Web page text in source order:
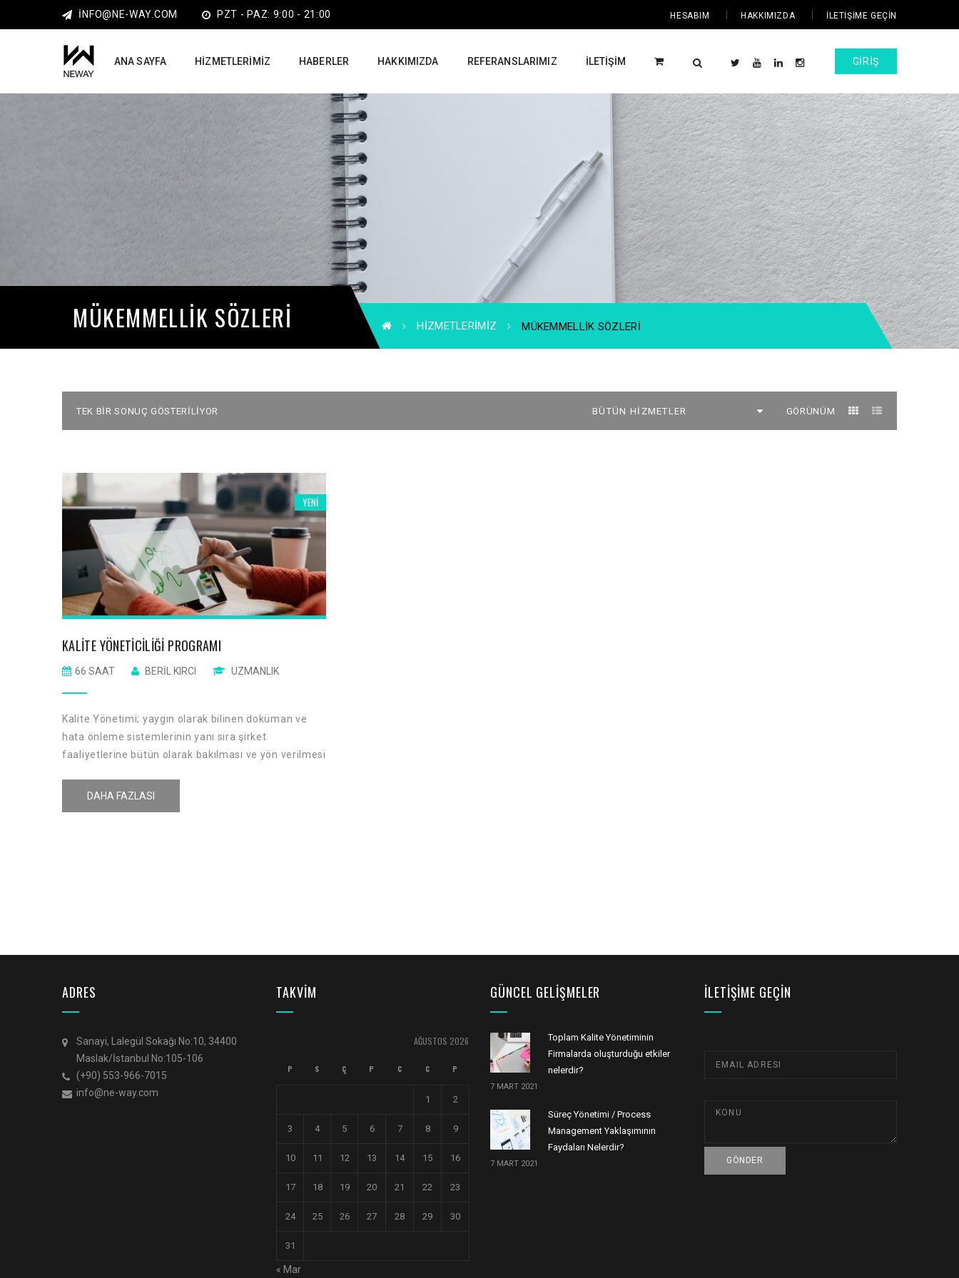
INFO@NE-WAY.COM PZT - PAZ: 9:00 - 21:00 HESABIM HAKKIMIZDA İLETIŞIME GEÇIN
ANA SAYFA HIZMETLERIMIZ HABERLER HAKKIMIZDA REFERANSLARIMIZ İLETIŞIM GIRIŞ
MÜKEMMELLIK SÖZLERI HIZMETLERIMIZ MÜKEMMELLIK SÖZLERI
GÖRÜNÜM
TEK BIR SONUÇ GÖSTERILIYOR
YENI
KALITE YÖNETICILIĞI PROGRAMI
66 SAAT BERIL KIRCI UZMANLIK
Kalite Yönetimi; yaygın olarak bilinen doküman ve
hata önleme sistemlerinin yanı sıra şirket
faaliyetlerine bütün olarak bakılması ve yön verilmesi
standardının yanı sıra diğer yönetim sistemleri
DAHA FAZLASI
ADRES
Sanayi, Lalegül Sokağı No:10, 34400
Maslak/İstanbul No:105-106
(+90) 553-966-7015
info@ne-way.com
TAKVİM
AĞUSTOS 2026
P S Ç P C C P
1 2
3 4 5 6 7 8 9
10 11 12 13 14 15 16
17 18 19 20 21 22 23
24 25 26 27 28 29 30
31
« Mar
GÜNCEL GELIŞMELER
Toplam Kalite Yönetiminin
Firmalarda oluşturduğu etkiler
nelerdir?
7 MART 2021
Süreç Yönetimi / Process
Management Yaklaşımının
Faydaları Nelerdir?
7 MART 2021
İLETIŞIME GEÇIN